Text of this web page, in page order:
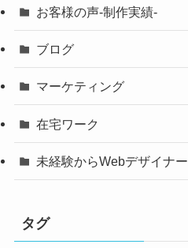
お客様の声-制作実績-
ブログ
マーケティング
在宅ワーク
未経験からWebデザイナー
タグ